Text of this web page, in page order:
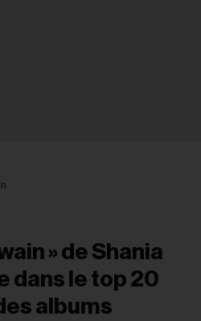
» de Shania
dans le top 20
albums